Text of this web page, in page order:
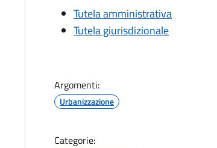
Tutela amministrativa
Tutela giurisdizionale
Argomenti:
Urbanizzazione
Categorie: